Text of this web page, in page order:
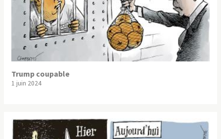
Trump coupable
1 juin 2024